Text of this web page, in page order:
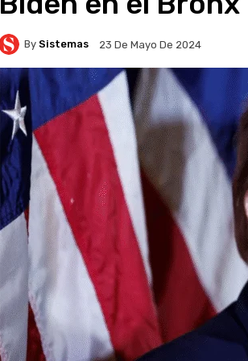
By Sistemas 23 De Mayo De 2024